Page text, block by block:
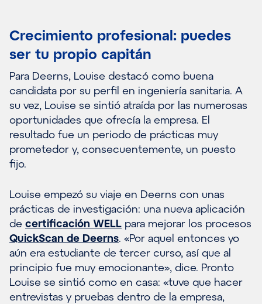
Crecimiento profesional: puedes
ser tu propio capitán
Para Deerns, Louise destacó como buena
candidata por su perfil en ingeniería sanitaria. A
su vez, Louise se sintió atraída por las numerosas
oportunidades que ofrecía la empresa. El
resultado fue un periodo de prácticas muy
prometedor y, consecuentemente, un puesto
fijo.
Louise empezó su viaje en Deerns con unas
prácticas de investigación: una nueva aplicación
de certificación WELL para mejorar los procesos
QuickScan de Deerns. «Por aquel entonces yo
aún era estudiante de tercer curso, así que al
principio fue muy emocionante», dice. Pronto
Louise se sintió como en casa: «tuve que hacer
entrevistas y pruebas dentro de la empresa,